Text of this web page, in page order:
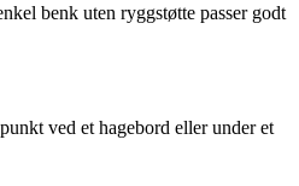
benk uten ryggstøtte passer godt
ved et hagebord eller under et